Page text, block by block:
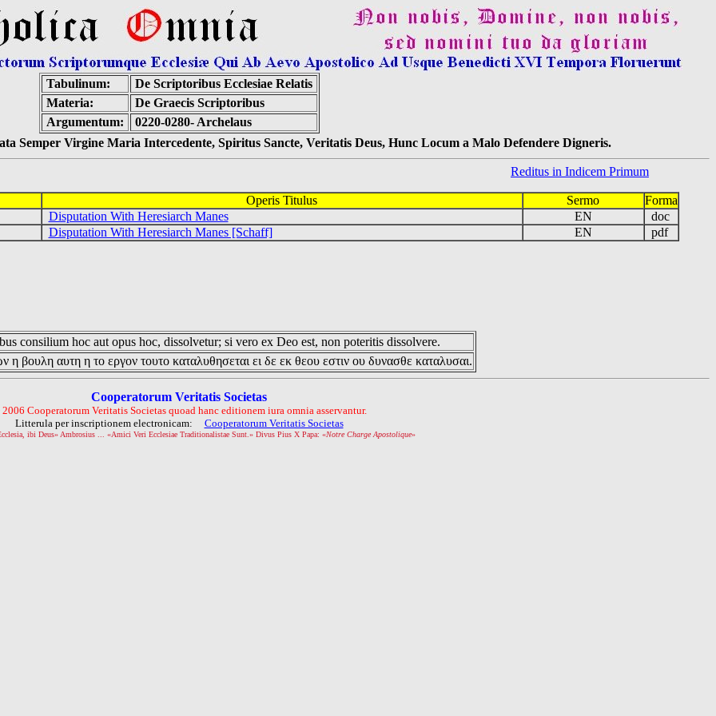
Tabulinum:
De Scriptoribus Ecclesiae Relatis
Materia:
De Graecis Scriptoribus
Argumentum:
0220-0280- Archelaus
Semper Virgine Maria Intercedente, Spiritus Sancte, Veritatis Deus, Hunc Locum a Malo Defendere Digneris.
Reditus in Indicem Primum
Operis Titulus Sermo
Forma
Disputation With Heresiarch Manes EN
doc
Disputation With Heresiarch Manes [Schaff] EN pdf
consilium hoc aut opus hoc, dissolvetur; si vero ex Deo est, non poteritis dissolvere.
η βουλη αυτη η το εργον τουτο καταλυθησεται ει δε εκ θεου εστιν ου δυνασθε καταλυσαι.
Cooperatorum Veritatis Societas
Cooperatorum Veritatis Societas quoad hanc editionem iura omnia asservantur.
Litterula per inscriptionem electronicam: Cooperatorum Veritatis Societas
ibi Deus» Ambrosius ... «Amici Veri Ecclesiae Traditionalistae Sunt.» Divus Pius X Papa: «Notre Charge Apostolique»